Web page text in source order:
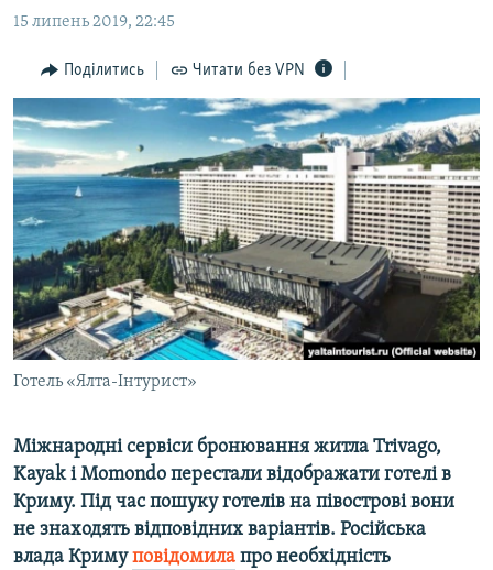
до
ІНТЕРВ'Ю
ВСЕ ЗА ДЕНЬ
СПЕЦПРОЕКТИ
ДЕПОРТАЦІЯ
ВІДЕОУРОКИ «ELIFBE»
СВІДЧЕННЯ ОКУПАЦІЇ
УКРАЇНСЬКА ПРОБЛЕМА КРИМУ
ІНФОГРАФІКА
ЯК ОБІЙТИ БЛОКУВАННЯ
Русский
Qırımtatar
ДОЛУЧАЙСЯ!
15 липень 2019, 22:45
Поділитись Читати без VPN
Готель «Ялта-Інтурист»
Міжнародні сервіси бронювання житла Trivago,
Kayak і Momondo перестали відображати готелі в
Криму. Під час пошуку готелів на півострові вони
не знаходять відповідних варіантів. Російська
влада Кримуповідомила про необхідність